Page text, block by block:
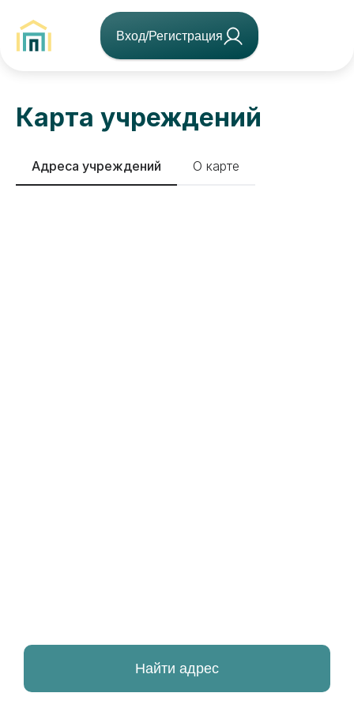
Вход/Регистрация
Карта учреждений
Адреса учреждений О карте
Найти адрес